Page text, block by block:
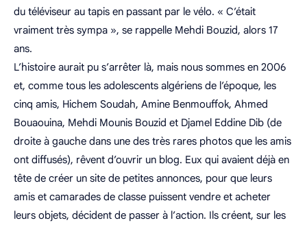
du téléviseur au tapis en passant par le vélo. « C’était
vraiment très sympa », se rappelle Mehdi Bouzid, alors 17
ans.
L’histoire aurait pu s’arrêter là, mais nous sommes en 2006
et, comme tous les adolescents algériens de l’époque, les
cinq amis, Hichem Soudah, Amine Benmouffok, Ahmed
Bouaouina, Mehdi Mounis Bouzid et Djamel Eddine Dib (de
droite à gauche dans une des très rares photos que les amis
ont diffusés), rêvent d’ouvrir un blog. Eux qui avaient déjà en
tête de créer un site de petites annonces, pour que leurs
amis et camarades de classe puissent vendre et acheter
leurs objets, décident de passer à l’action. Ils créent, sur les